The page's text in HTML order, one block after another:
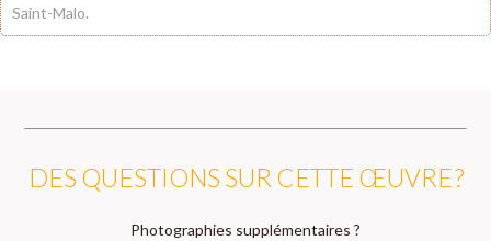
Saint-Malo.
DES QUESTIONS SUR CETTE ŒUVRE ?
Photographies supplémentaires ?